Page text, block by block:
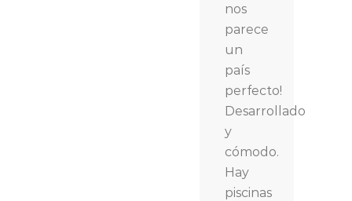
nos
parece
un
país
perfecto!
Desarrollado
y
cómodo.
Hay
piscinas